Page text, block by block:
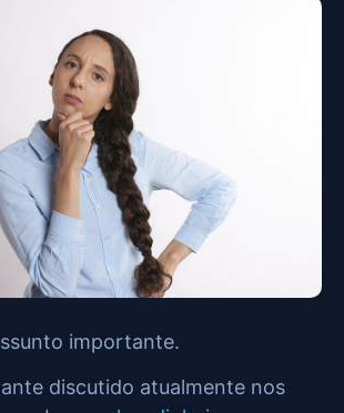
importante.
discutido atualmente nos